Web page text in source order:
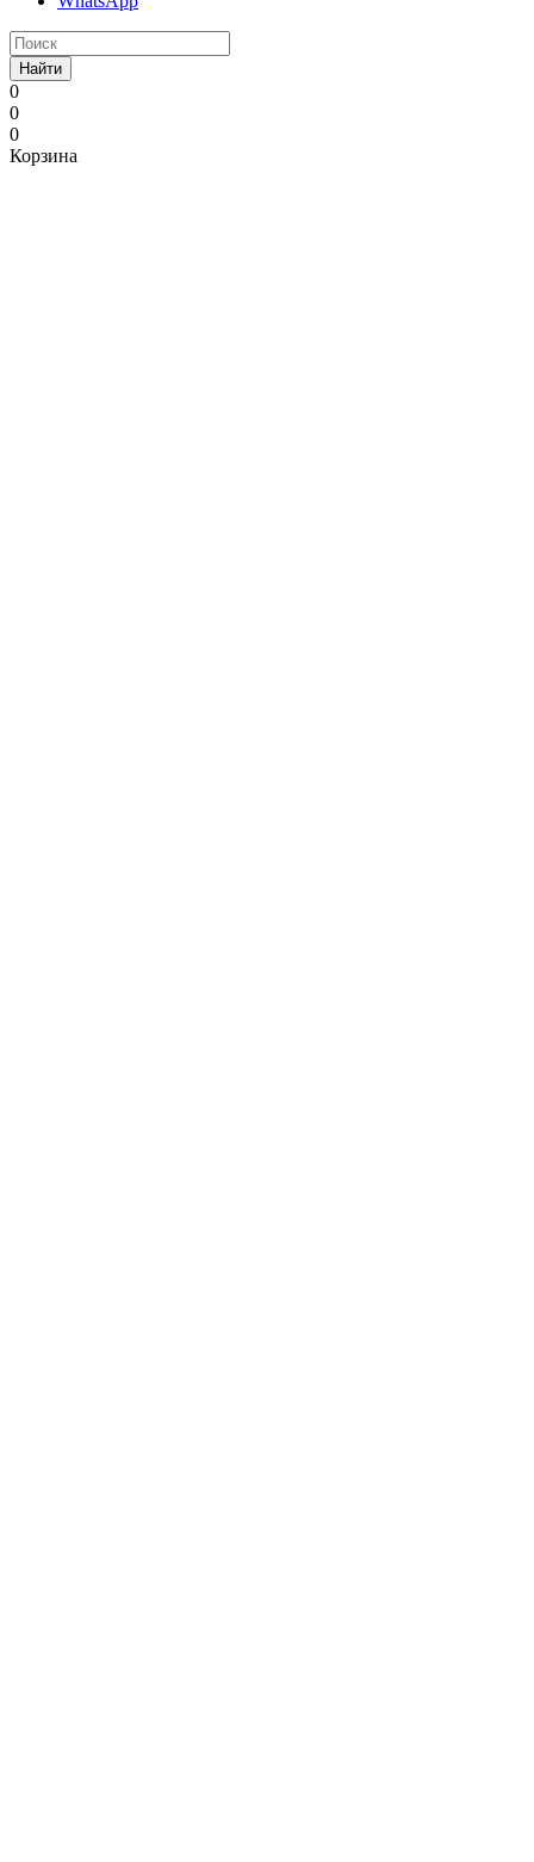
Найти
0
0
0
Корзина